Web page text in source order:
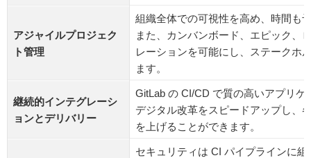
アジャイルプロジェク
ト管理
組織全体での可視性を高め、時間も
また、カンバンボード、エピック、
レーションを可能にし、ステークホ
ます。
継続的インテグレーシ
ョンとデリバリー
GitLab の CI/CD で質の高いアプリ
デジタル改革をスピードアップし、
を上げることができます。
セキュリティは CI パイプラインに